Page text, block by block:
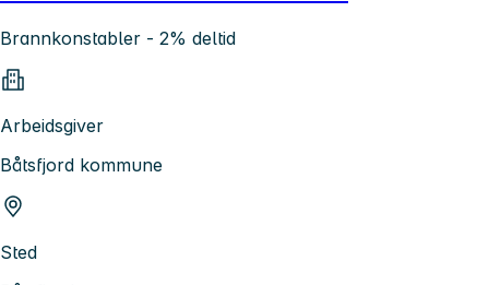
Brannkonstabler - 2% deltid
Arbeidsgiver
Båtsfjord kommune
Sted